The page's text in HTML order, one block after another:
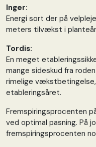
Inger:
Energi sort der på
meters tilvækst i
Tordis:
En meget
mange sideskud fra
rimelige
etableringsåret.
Fremspiringsprocenten
ved optimal pasning. På
fremspiringsprocenten